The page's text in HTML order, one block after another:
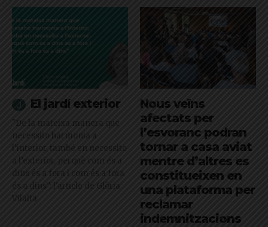
El jardí exterior
"De la mateixa manera que
necessito harmonia a
l’interior, també en necessito
a l’exterior, perquè com és a
dins és a fora i com és a fora
és a dins": l'article de Glòria
Vilalta
Nous veïns
afectats per
l’esvoranc podran
tornar a casa aviat
mentre d’altres es
constitueixen en
una plataforma per
reclamar
indemnitzacions